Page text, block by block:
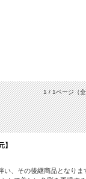
1 / 1ページ（
、その後継商品となり